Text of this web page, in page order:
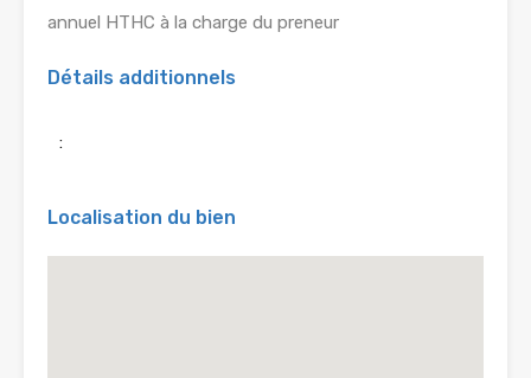
annuel HTHC à la charge du preneur
Détails additionnels
:
Localisation du bien